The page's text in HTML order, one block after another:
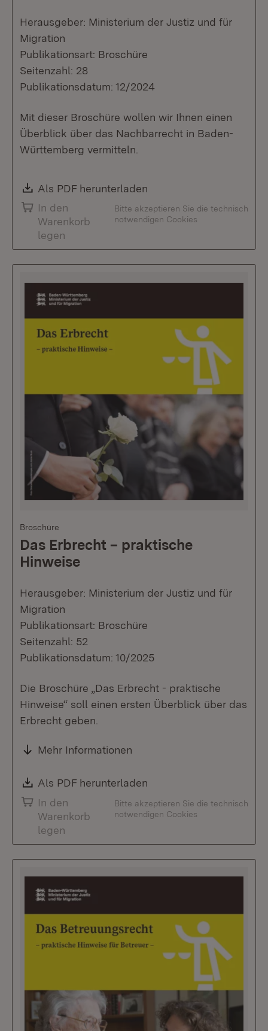
Herausgeber: Ministerium der Justiz und für
Migration
Publikationsart: Broschüre
Seitenzahl: 28
Publikationsdatum: 12/2024
Mit dieser Broschüre wollen wir Ihnen einen
Überblick über das Nachbarrecht in Baden-
Württemberg vermitteln.
Download:
Als PDF herunterladen
In den
Warenkorb
legen
Bitte akzeptieren Sie die technisch
notwendigen Cookies
Broschüre
Das Erbrecht – praktische
Hinweise
Herausgeber: Ministerium der Justiz und für
Migration
Publikationsart: Broschüre
Seitenzahl: 52
Publikationsdatum: 10/2025
Die Broschüre „Das Erbrecht - praktische
Hinweise“ soll einen ersten Überblick über das
Erbrecht geben.
Mehr Informationen
Download:
Als PDF herunterladen
In den
Warenkorb
legen
Bitte akzeptieren Sie die technisch
notwendigen Cookies